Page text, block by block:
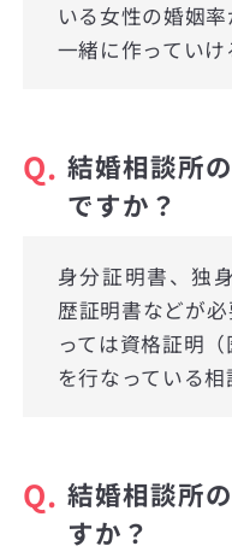
いる女性の婚姻
一緒に作っていけ
Q. 結婚相談所
ですか？
身分証明書、独
歴証明書などが
っては資格証明（
を行なっている相
Q. 結婚相談所
すか？